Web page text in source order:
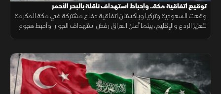
توقيع اتفاقية مكة.. وإحباط استهداف ناقلة بالبحر الأحمر
وقعت السعودية وتركيا وباكستان اتفاقية دفاع مشتركة في مكة المكرمة
لتعزيز الردع والإقليم، بينما أعلن العراق رفض استهداف الجوار، وأحبط هجوم